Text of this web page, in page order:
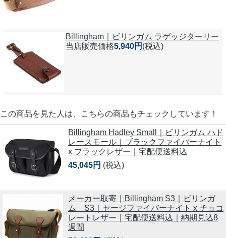
Billingham｜ビリンガム ラゲッジターリー
当店販売価格5,940円 (税込)
この商品を見た人は、こちらの商品もチェックしています！
Billingham Hadley Small｜ビリンガム ハド
レースモール｜ブラックファイバーナイト
x ブラックレザー｜宅配便送料込
45,045円 (税込)
メーカー取寄｜Billingham S3｜ビリンガ
ム S3｜セージファイバーナイト x チョコ
レートレザー｜宅配便送料込｜納期見込8
週間